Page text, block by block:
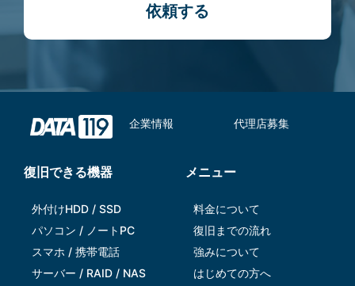
依頼する
企業情報 代理店募集
復旧できる機器
外付けHDD / SSD
パソコン / ノートPC
スマホ / 携帯電話
サーバー / RAID / NAS
メニュー
料金について
復旧までの流れ
強みについて
はじめての方へ